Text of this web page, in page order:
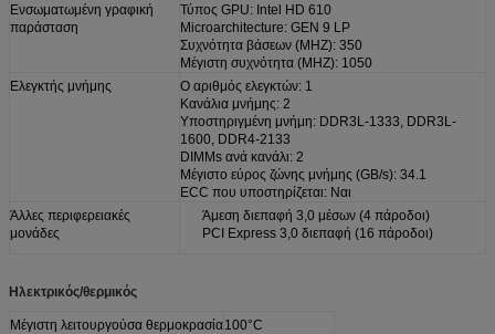
Ενσωματωμένη γραφική
παράσταση
Τύπος GPU: Intel HD 610
Microarchitecture: GEN 9 LP
Συχνότητα βάσεων (MHZ): 350
Μέγιστη συχνότητα (MHZ): 1050
Ελεγκτής μνήμης
Ο αριθμός ελεγκτών: 1
Κανάλια μνήμης: 2
Υποστηριγμένη μνήμη: DDR3L-1333, DDR3L-
1600, DDR4-2133
DIMMs ανά κανάλι: 2
Μέγιστο εύρος ζώνης μνήμης (GB/s): 34.1
ECC που υποστηρίζεται: Ναι
Άλλες περιφερειακές
μονάδες
Άμεση διεπαφή 3,0 μέσων (4 πάροδοι)
PCI Express 3,0 διεπαφή (16 πάροδοι)
Ηλεκτρικός/θερμικός
Μέγιστη λειτουργούσα θερμοκρασία100°C